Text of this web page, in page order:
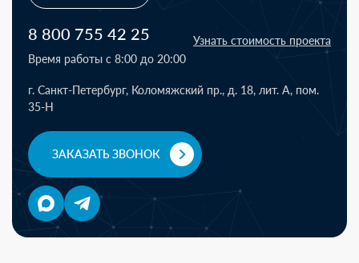
8 800 755 42 25
Время работы с 8:00 до 20:00
Узнать стоимость проекта
г. Санкт-Петербург, Коломяжский пр., д. 18, лит. А, пом.
35-Н
ЗАКАЗАТЬ ЗВОНОК